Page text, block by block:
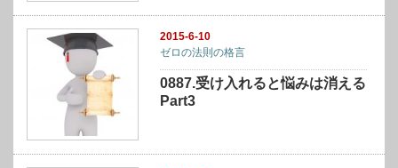
2015-6-10
ゼロの法則の格言
0887.受け入れると悩みは消える
Part3